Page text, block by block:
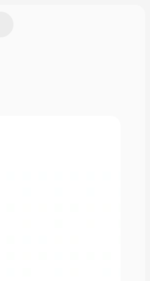
immagine